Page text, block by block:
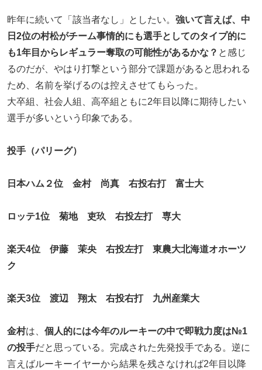
昨年に続いて「該当者なし」としたい。 強いて言えば、中
日2位の村松がチーム事情的にも選手としてのタイプ的に
も1年目からレギュラー奪取の可能性があるかな？ と感じ
るのだが、やはり打撃という部分で課題があると思われる
ため、名前を挙げるのは控えさせてもらった。
大卒組、社会人組、高卒組ともに2年目以降に期待したい
選手が多いという印象である。
投手（パリーグ）
日本ハム２位 金村 尚真 右投右打 富士大
ロッテ1位 菊地 吏玖 右投左打 専大
楽天4位 伊藤 茉央 右投左打 東農大北海道オホーツ
ク
楽天3位 渡辺 翔太 右投右打 九州産業大
金村は、 個人的には今年のルーキーの中で即戦力度は№1
の投手だと思っている。完成された先発投手である。逆に
言えばルーキーイヤーから結果を残さなければ2年目以降